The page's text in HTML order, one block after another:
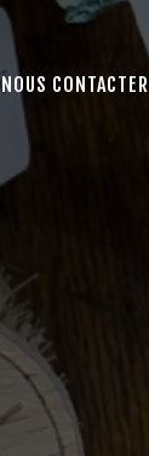
NOUS CONTACTER